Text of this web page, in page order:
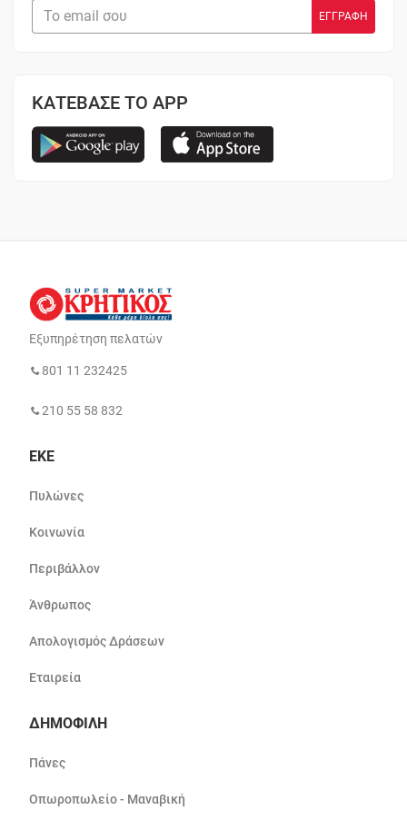
ΚΑΤΕΒΑΣΕ ΤΟ APP
Εξυπηρέτηση πελατών
801 11 232425
210 55 58 832
ΕΚΕ
Πυλώνες
Κοινωνία
Περιβάλλον
Άνθρωπος
Απολογισμός Δράσεων
Εταιρεία
ΔΗΜΟΦΙΛΗ
Πάνες
Οπωροπωλείο - Μαναβική